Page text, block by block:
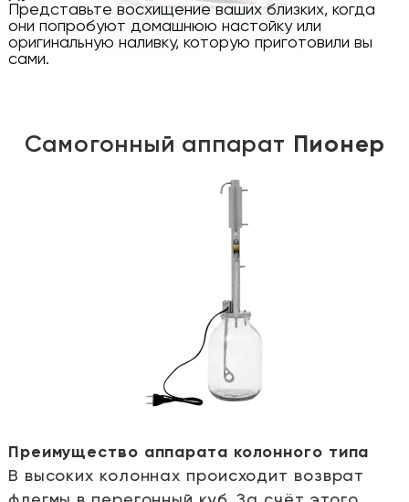
Представьте восхищение ваших близких, когда
они попробуют домашнюю настойку или
оригинальную наливку, которую приготовили вы
сами.
Самогонный аппарат Пионер
Преимущество аппарата колонного типа
В высоких колоннах происходит возврат